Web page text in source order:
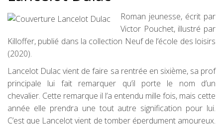
Roman jeunesse, écrit par
Victor Pouchet, illustré par
Killoffer, publié dans la collection Neuf de l’école des loisirs
(2020).
Lancelot Dulac vient de faire sa rentrée en sixième, sa prof
principale lui fait remarquer qu’il porte le nom d’un
chevalier. Cette remarque il l’a entendu mille fois, mais cette
année elle prendra une tout autre signification pour lui.
C’est que Lancelot vient de tomber éperdument amoureux.